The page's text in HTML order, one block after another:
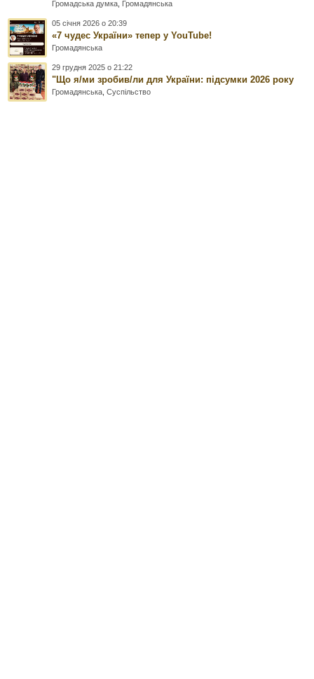
Громадська думка, Громадянська
05 січня 2026 о 20:39
«7 чудес України» тепер у YouTube!
Громадянська
29 грудня 2025 о 21:22
"Що я/ми зробив/ли для України: підсумки 2026 року
Громадянська,Суспільство